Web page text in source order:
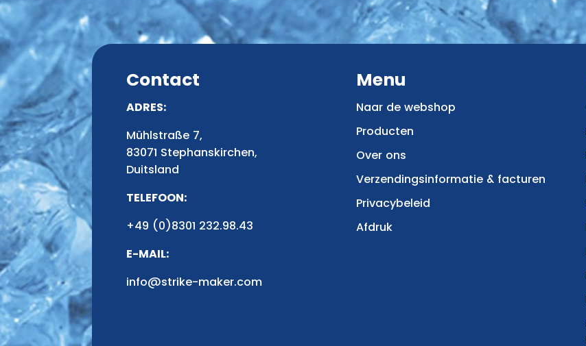
Contact
ADRES:
Mühlstraße 7,
83071 Stephanskirchen,
Duitsland
TELEFOON:
+49 (0)8301 232.98.43
E-MAIL:
info@strike-maker.com
Menu
Naar de webshop
Producten
Over ons
Verzendingsinformatie & facturen
Privacybeleid
Afdruk